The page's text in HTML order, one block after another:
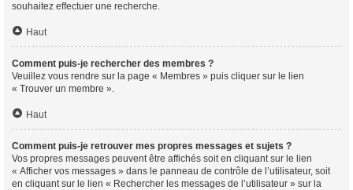
souhaitez effectuer une recherche.
Haut
Comment puis-je rechercher des membres ?
Veuillez vous rendre sur la page « Membres » puis cliquer sur le lien
« Trouver un membre ».
Haut
Comment puis-je retrouver mes propres messages et sujets ?
Vos propres messages peuvent être affichés soit en cliquant sur le lien
« Afficher vos messages » dans le panneau de contrôle de l’utilisateur, soit
en cliquant sur le lien « Rechercher les messages de l’utilisateur » sur la